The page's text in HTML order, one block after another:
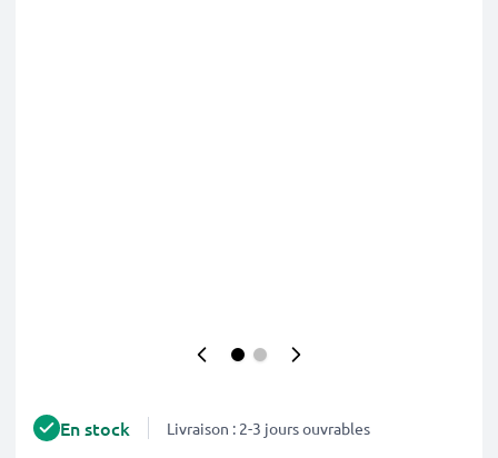
En stock Livraison : 2-3 jours ouvrables